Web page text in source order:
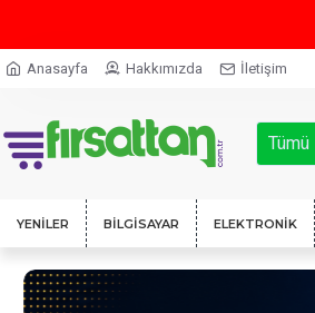
Anasayfa Hakkımızda İletişim
Tümü
YENILER BILGISAYAR ELEKTRONIK